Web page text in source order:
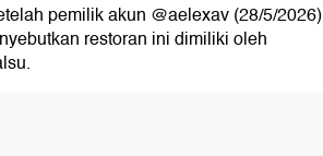
pemilik akun @aelexav (28/5/2026)
restoran ini dimiliki oleh